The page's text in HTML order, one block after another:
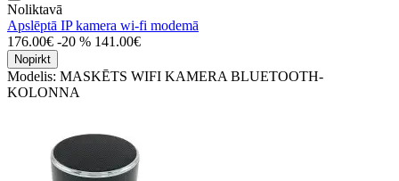
Noliktavā
Apslēptā IP kamera wi-fi modemā
176.00€ -20 % 141.00€
Nopirkt
Modelis: MASKĒTS WIFI KAMERA BLUETOOTH-
KOLONNA